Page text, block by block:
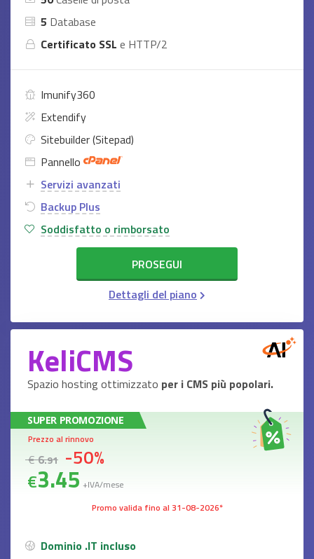
5 Database
Certificato SSL e HTTP/2
Imunify360
Extendify
Sitebuilder (Sitepad)
Pannello
Servizi avanzati
Backup Plus
Soddisfatto o rimborsato
PROSEGUI
Dettagli del piano
KeliCMS
Spazio hosting ottimizzato per i CMS più popolari.
SUPER PROMOZIONE
Prezzo al rinnovo
€6.91 -50%
€3.45 +IVA/mese
Promo valida fino al 31-08-2026*
Dominio .IT incluso